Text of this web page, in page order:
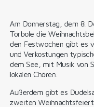
Am Donnerstag, dem 8.
Torbole die
den Festwochen gibt es
und Verkostungen
dem See, mit Musik von
lokalen Chören.
Außerdem gibt es
zweiten